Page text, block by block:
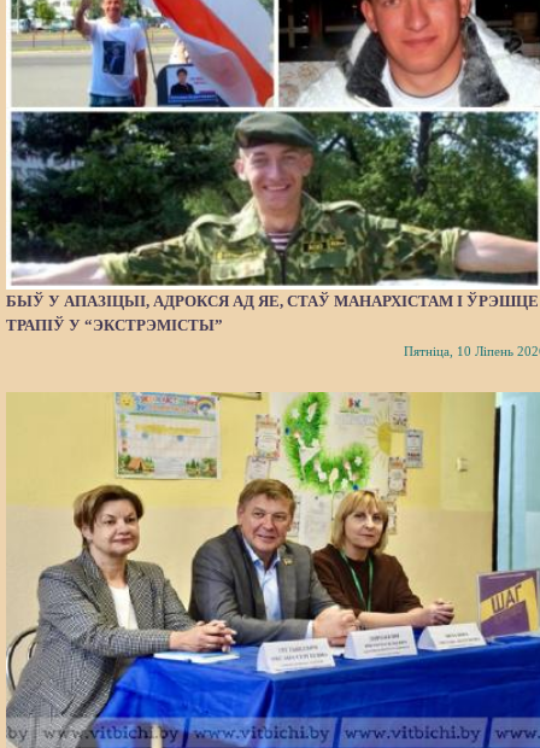
БЫЎ У АПАЗІЦЫІ, АДРОКСЯ АД ЯЕ, СТАЎ МАНАРХІСТАМ І ЎРЭШЦЕ
ТРАПІЎ У “ЭКСТРЭМІСТЫ”
Пятніца, 10 Ліпень